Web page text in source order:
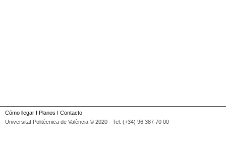
Cómo llegar I Planos I Contacto
Universitat Politècnica de València © 2020 · Tel. (+34) 96 387 70 00